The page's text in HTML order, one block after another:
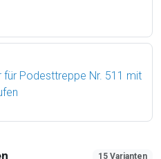
Podesttreppe Nr. 511 mit
15 Varianten